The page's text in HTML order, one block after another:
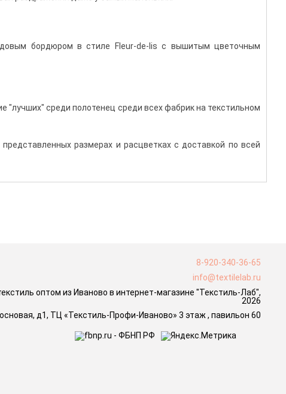
бордюром в стиле Fleur-de-lis с вышитым цветочным
"лучших" среди полотенец среди всех фабрик на текстильном
размерах и расцветках с доставкой по всей
8-920-340-36-65
info@textilelab.ru
оптом из Иваново в интернет-магазине "Текстиль-Лаб",
2026
д1, ТЦ «Текстиль-Профи-Иваново» 3 этаж , павильон 60